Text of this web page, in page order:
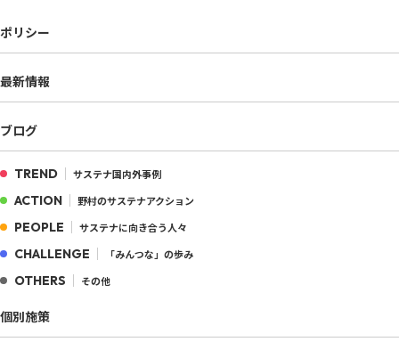
ポリシー
最新情報
ブログ
TREND サステナ国内外事例
ACTION 野村のサステナアクション
PEOPLE サステナに向き合う人々
CHALLENGE 「みんつな」の歩み
OTHERS その他
個別施策